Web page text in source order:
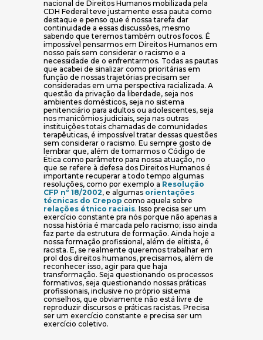
nacional de Direitos Humanos mobilizada pela
CDH Federal teve justamente essa pauta como
destaque e penso que é nossa tarefa dar
continuidade a essas discussões, mesmo
sabendo que teremos também outros focos. É
impossível pensarmos em Direitos Humanos em
nosso país sem considerar o racismo e a
necessidade de o enfrentarmos. Todas as pautas
que acabei de sinalizar como prioritárias em
função de nossas trajetórias precisam ser
consideradas em uma perspectiva racializada. A
questão da privação da liberdade, seja nos
ambientes domésticos, seja no sistema
penitenciário para adultos ou adolescentes, seja
nos manicômios judiciais, seja nas outras
instituições totais chamadas de comunidades
terapêuticas, é impossível tratar dessas questões
sem considerar o racismo. Eu sempre gosto de
lembrar que, além de tomarmos o Código de
Ética como parâmetro para nossa atuação, no
que se refere à defesa dos Direitos Humanos é
importante recuperar a todo tempo algumas
resoluções, como por exemplo a Resolução
CFP nº 18/2002(abre em nova janela)
, e algumas orientações
técnicas do Crepop (abre em nova janela)
como aquela sobre
relações étnico raciais(abre em nova janela)
. Isso precisa ser um
exercício constante pra nós porque não apenas a
nossa história é marcada pelo racismo; isso ainda
faz parte da estrutura de formação. Ainda hoje a
nossa formação profissional, além de elitista, é
racista. E, se realmente queremos trabalhar em
prol dos direitos humanos, precisamos, além de
reconhecer isso, agir para que haja
transformação. Seja questionando os processos
formativos, seja questionando nossas práticas
profissionais, inclusive no próprio sistema
conselhos, que obviamente não está livre de
reproduzir discursos e práticas racistas. Precisa
ser um exercício constante e precisa ser um
exercício coletivo.